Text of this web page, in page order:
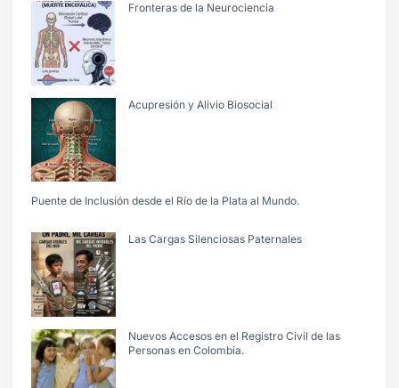
Fronteras de la Neurociencia
Acupresión y Alivio Biosocial
Puente de Inclusión desde el Río de la Plata al Mundo.
Las Cargas Silenciosas Paternales
Nuevos Accesos en el Registro Civil de las
Personas en Colombia.